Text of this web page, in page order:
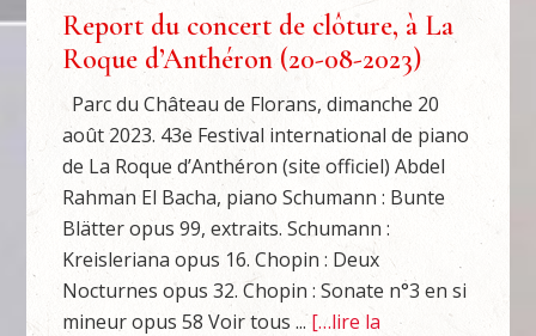
Report du concert de clôture, à La
Roque d’Anthéron (20-08-2023)
Parc du Château de Florans, dimanche 20
août 2023. 43e Festival international de piano
de La Roque d’Anthéron (site officiel) Abdel
Rahman El Bacha, piano Schumann : Bunte
Blätter opus 99, extraits. Schumann :
Kreisleriana opus 16. Chopin : Deux
Nocturnes opus 32. Chopin : Sonate n°3 en si
mineur opus 58 Voir tous ...[…lire la